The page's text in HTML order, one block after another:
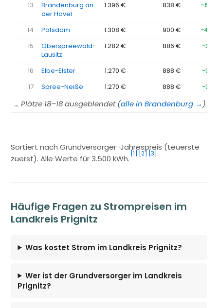
13
Brandenburg an
der Havel
1.396 € 838 €
14 Potsdam 1.308 € 900 €
15
Oberspreewald-
Lausitz
1.282 € 886 €
16 Elbe-Elster 1.270 € 888 €
17
Spree-Neiße 1.270 € 888 €
… Plätze 18–18 ausgeblendet (alle in Brandenburg → )
Sortiert nach Grundversorger-Jahrespreis (teuerste
zuerst). Alle Werte für 3.500 kWh.
[1] [2] [3]
Häufige Fragen zu Strompreisen im
Landkreis Prignitz
Was kostet Strom im Landkreis Prignitz?
Wer ist der Grundversorger im Landkreis
Prignitz?